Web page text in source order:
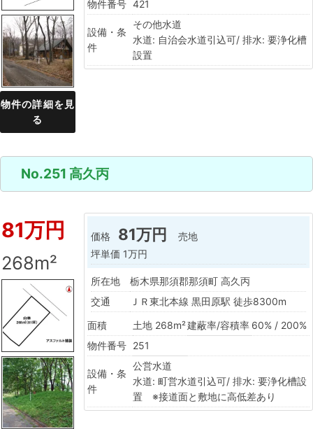
物件の詳細を見
る
物件番号 421
設備・条
件
その他水道
水道: 自治会水道引込可/ 排水: 要浄化槽
設置
No.251 高久丙
81万円
268m²
価格 81万円
売地
坪単価 1万円
所在地
栃木県那須郡那須町 高久丙
交通
ＪＲ東北本線 黒田原駅 徒歩8300m
面積
土地 268m²建蔽率/容積率 60% / 200%
物件番号 251
設備・条
件
公営水道
水道: 町営水道引込可/ 排水: 要浄化槽設
置 ※接道面と敷地に高低差あり